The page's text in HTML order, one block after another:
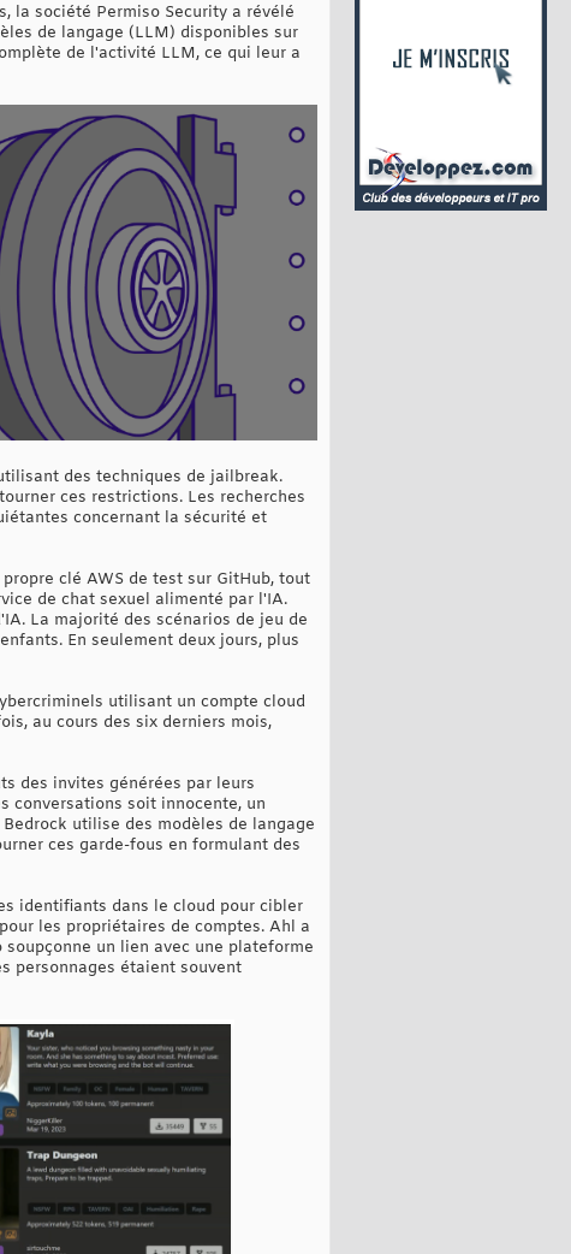
la société Permiso Security a révélé
de langage (LLM) disponibles sur
de l'activité LLM, ce qui leur a
des techniques de jailbreak.
ces restrictions. Les recherches
concernant la sécurité et
clé AWS de test sur GitHub, tout
de chat sexuel alimenté par l'IA.
La majorité des scénarios de jeu de
En seulement deux jours, plus
utilisant un compte cloud
au cours des six derniers mois,
des invites générées par leurs
conversations soit innocente, un
utilise des modèles de langage
ces garde-fous en formulant des
identifiants dans le cloud pour cibler
les propriétaires de comptes. Ahl a
un lien avec une plateforme
personnages étaient souvent